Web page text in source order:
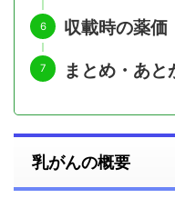
収載時の薬価
まとめ・あと
乳がんの概要